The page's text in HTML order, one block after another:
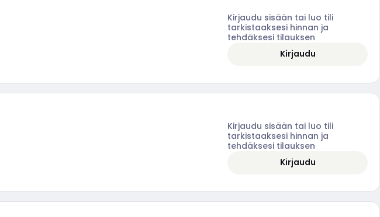
Kirjaudu sisään tai luo tili
tarkistaaksesi hinnan ja
tehdäksesi tilauksen
Kirjaudu
Kirjaudu sisään tai luo tili
tarkistaaksesi hinnan ja
tehdäksesi tilauksen
Kirjaudu